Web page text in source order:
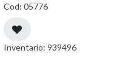
Cod: 05776
Inventario: 939496